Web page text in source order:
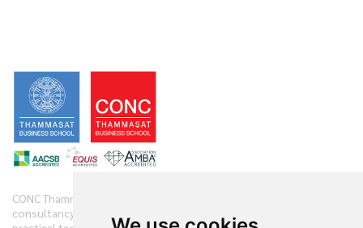
CONC Thammasat offers clients diverse range of business
consultancy, implementation services and training initiatives with